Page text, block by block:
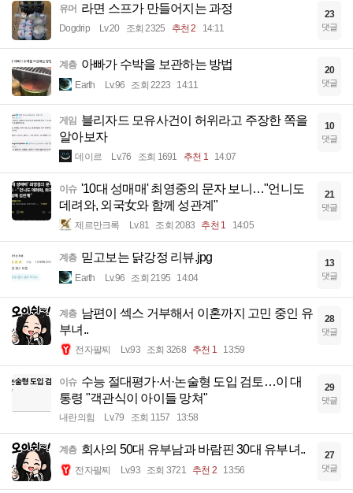
유머 라면 스프가 만들어지는 과정
Dogdrip Lv.20 조회 2325 추천 2 14:11
23
댓글
계층 아빠가 수박을 보관하는 방법
Earth Lv.96 조회 2223 14:11
20
댓글
게임 블리자드 모유사건이 허위라고 주장한 쪽을
알아보자
데이르 Lv.76 조회 1691 추천 1 14:07
10
댓글
이슈 '10대 성매매' 최영중의 문자 보니…"언니도
데려와, 외국女와 함께 성관계"
제르만크록 Lv.81 조회 2083 추천 1 14:05
21
댓글
계층 믿고보는 닭강정 리뷰.jpg
Earth Lv.96 조회 2195 14:04
13
댓글
계층 남편이 섹스 거부해서 이혼까지 고민 중인 유
부녀..
전자팔찌 Lv.93 조회 3268 추천 1 13:59
28
댓글
이슈 수능 절대평가·서·논술형 도입 검토…이 대
통령 "객관식이 아이들 망쳐"
내란의힘 Lv.79 조회 1157 13:58
29
댓글
계층 회사의 50대 유부남과 바람핀 30대 유부녀..
전자팔찌 Lv.93 조회 3721 추천 2 13:56
27
댓글